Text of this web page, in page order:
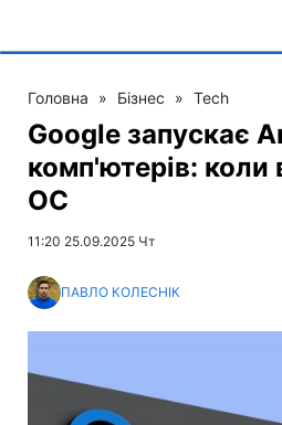
Головна » Бізнес » Tech
Google запускає
комп'ютерів: коли
ОС
11:20 25.09.2025 Чт
ПАВЛО КОЛЕСНІК